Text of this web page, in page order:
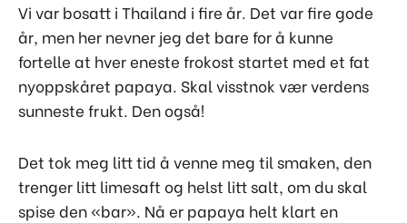
Vi var bosatt i Thailand i fire år. Det var fire gode
år, men her nevner jeg det bare for å kunne
fortelle at hver eneste frokost startet med et fat
nyoppskåret papaya. Skal visstnok vær verdens
sunneste frukt. Den også!
Det tok meg litt tid å venne meg til smaken, den
trenger litt limesaft og helst litt salt, om du skal
spise den «bar». Nå er papaya helt klart en